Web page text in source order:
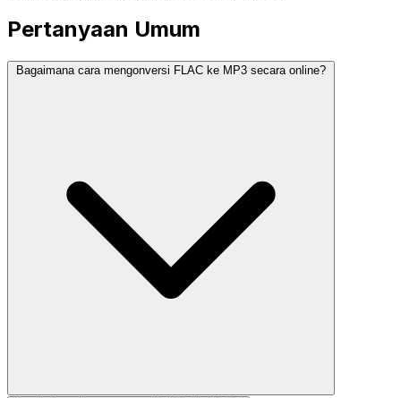
Pertanyaan Umum
Bagaimana cara mengonversi FLAC ke MP3 secara online?